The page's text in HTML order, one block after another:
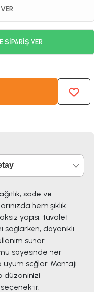
SİPARİŞ VER
sade ve
hem şıklık
yapısı, tuvalet
sağlarken, dayanıklı
sunar.
sayesinde her
sağlar. Montajı
düzeninizi